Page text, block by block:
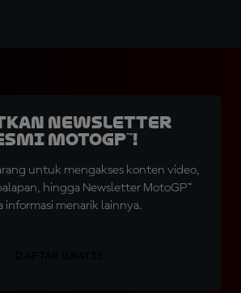
Newsletter
MotoGP™!
untuk mengakses konten video,
hingga Newsletter MotoGP™
informasi menarik lainnya.